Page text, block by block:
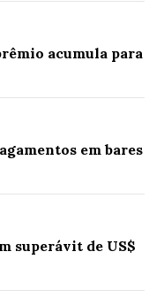
acumula para
em bares
superávit de US$